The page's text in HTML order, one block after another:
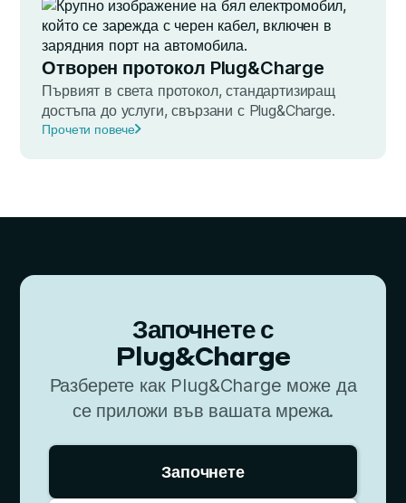
Отворен протокол Plug&Charge
Първият в света протокол, стандартизиращ
достъпа до услуги, свързани с Plug&Charge.
Прочети повече
Започнете с
Plug&Charge
Разберете как Plug&Charge може да
се приложи във вашата мрежа.
Започнете